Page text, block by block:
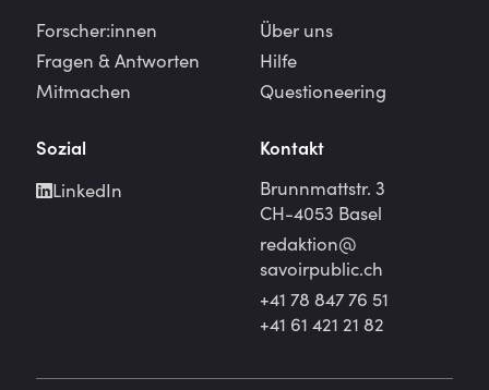
Forscher:innen
Fragen & Antworten
Mitmachen
Über uns
Hilfe
Questioneering
Sozial
LinkedIn
Kontakt
Brunnmattstr. 3
CH-4053 Basel
redaktion@
savoirpublic.ch
+41 78 847 76 51
+41 61 421 21 82